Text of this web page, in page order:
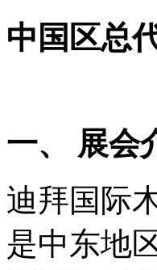
中国区总
一、 展会
迪拜国际
是中东地